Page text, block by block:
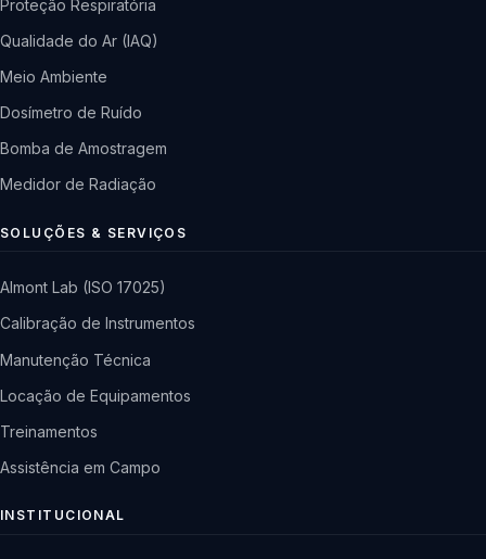
Proteção Respiratória
Qualidade do Ar (IAQ)
Meio Ambiente
Dosímetro de Ruído
Bomba de Amostragem
Medidor de Radiação
SOLUÇÕES & SERVIÇOS
Almont Lab (ISO 17025)
Calibração de Instrumentos
Manutenção Técnica
Locação de Equipamentos
Treinamentos
Assistência em Campo
INSTITUCIONAL